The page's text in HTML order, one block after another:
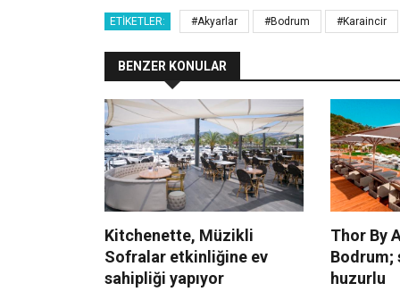
ETIKETLER: #Akyarlar #Bodrum #Karaincir
BENZER KONULAR
Kitchenette, Müzikli
Sofralar etkinliğine ev
sahipliği yapıyor
Thor By
Bodrum;
huzurlu